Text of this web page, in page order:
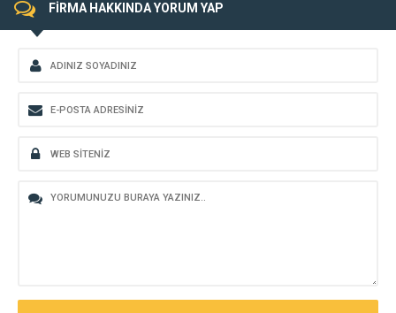
FİRMA HAKKINDA YORUM YAP